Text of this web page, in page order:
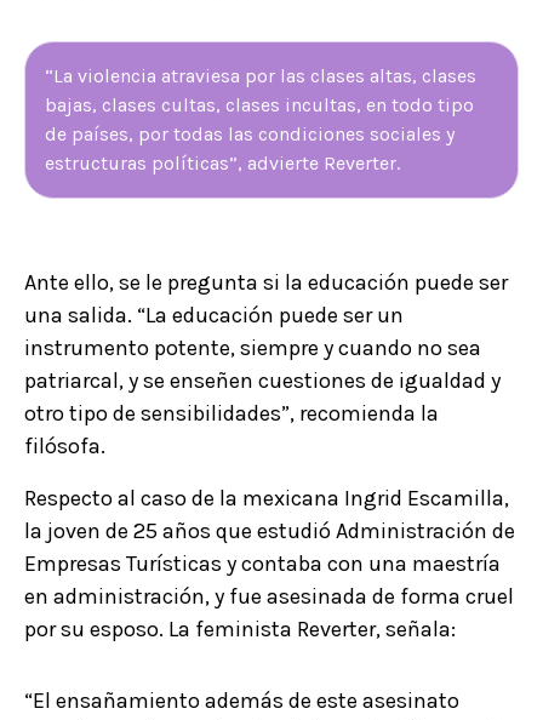
“La violencia atraviesa por las clases altas, clases
bajas, clases cultas, clases incultas, en todo tipo
de países, por todas las condiciones sociales y
estructuras políticas”, advierte Reverter.
Ante ello, se le pregunta si la educación puede ser
una salida. “La educación puede ser un
instrumento potente, siempre y cuando no sea
patriarcal, y se enseñen cuestiones de igualdad y
otro tipo de sensibilidades”, recomienda la
filósofa.
Respecto al caso de la mexicana Ingrid Escamilla,
la joven de 25 años que estudió Administración de
Empresas Turísticas y contaba con una maestría
en administración, y fue asesinada de forma cruel
por su esposo. La feminista Reverter, señala:
“El ensañamiento además de este asesinato